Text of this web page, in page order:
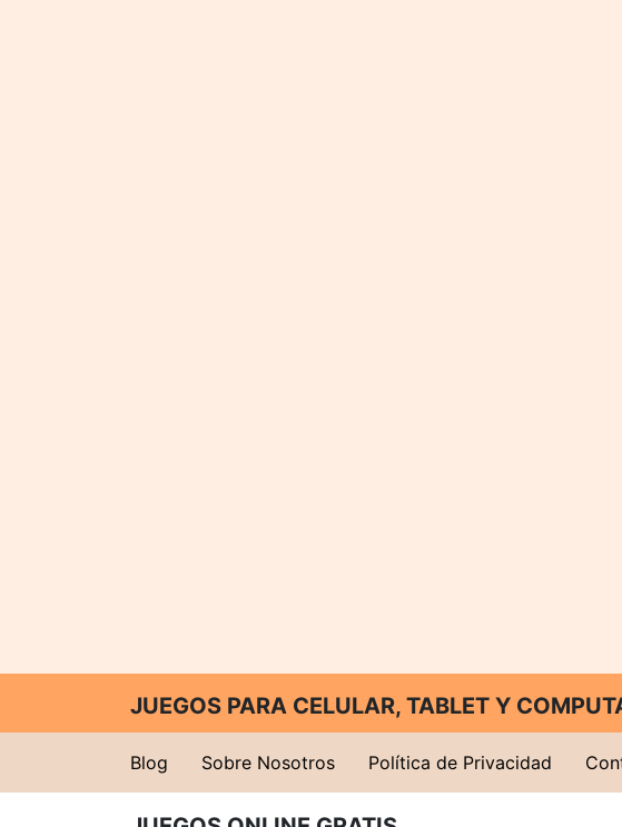
JUEGOS PARA CELULAR, TABLET Y
Blog Sobre Nosotros Política de Privacidad